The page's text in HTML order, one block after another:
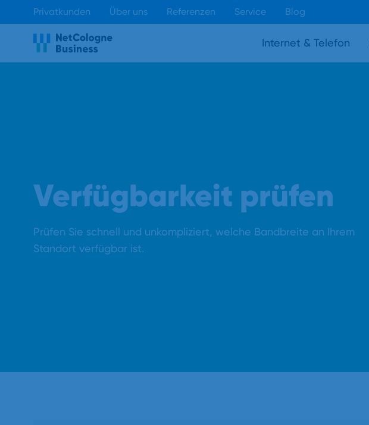
Privatkunden Über uns Referenzen Service Blog
Internet & Telefon
Verfügbarkeit prüfen
Prüfen Sie schnell und unkompliziert, welche Bandbreite an Ihrem
Standort verfügbar ist.